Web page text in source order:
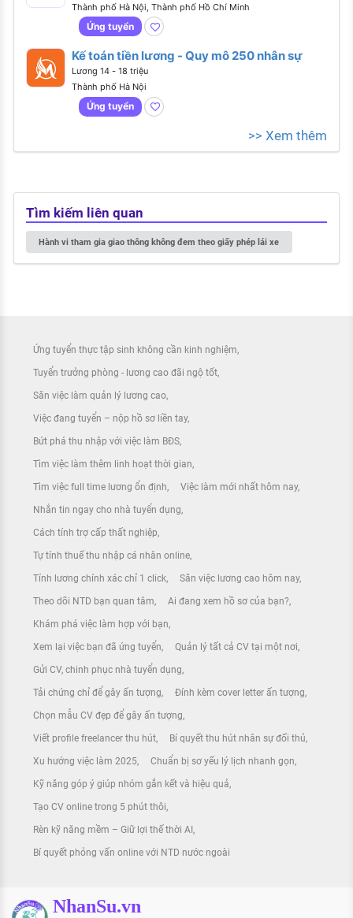
Thành phố Hà Nội, Thành phố Hồ Chí Minh
Ứng tuyển
Kế toán tiền lương - Quy mô 250 nhân sự
Lương 14 - 18 triệu
Thành phố Hà Nội
Ứng tuyển
>> Xem thêm
Tìm kiếm liên quan
Hành vi tham gia giao thông không đem theo giấy phép lái xe
Ứng tuyển thực tập sinh không cần kinh nghiệm
Tuyển trưởng phòng - lương cao đãi ngộ tốt
Săn việc làm quản lý lương cao
Việc đang tuyển – nộp hồ sơ liền tay
Bứt phá thu nhập với việc làm BĐS
Tìm việc làm thêm linh hoạt thời gian
Tìm việc full time lương ổn định Việc làm mới nhất hôm nay
Nhắn tin ngay cho nhà tuyển dụng
Cách tính trợ cấp thất nghiệp
Tự tính thuế thu nhập cá nhân online
Tính lương chính xác chỉ 1 click Săn việc lương cao hôm nay
Theo dõi NTD bạn quan tâm Ai đang xem hồ sơ của bạn?
Khám phá việc làm hợp với bạn
Xem lại việc bạn đã ứng tuyển Quản lý tất cả CV tại một nơi
Gửi CV, chinh phục nhà tuyển dụng
Tải chứng chỉ để gây ấn tượng Đính kèm cover letter ấn tượng
Chọn mẫu CV đẹp để gây ấn tượng
Viết profile freelancer thu hút Bí quyết thu hút nhân sự đối thủ
Xu hướng việc làm 2025 Chuẩn bị sơ yếu lý lịch nhanh gọn
Kỹ năng góp ý giúp nhóm gắn kết và hiệu quả
Tạo CV online trong 5 phút thôi
Rèn kỹ năng mềm – Giữ lợi thế thời AI
Bí quyết phỏng vấn online với NTD nước ngoài
NhanSu.vn